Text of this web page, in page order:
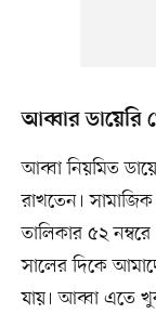
আব্বার ডায়েরি
আব্বা নিয়মিত
রাখতেন।
তালিকার ৫২
সালের দিকে
যায়। আব্বা এতে